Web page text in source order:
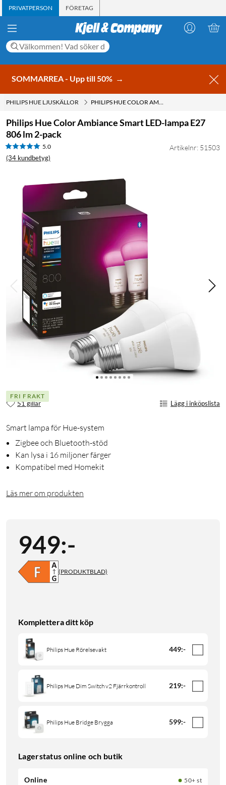
PRIVATPERSON FÖRETAG
SOMMARREA - Upp till 50% →
PHILIPS HUE LJUSKÄLLOR PHILIPS HUE COLOR AMBIANCE SMART LED-LAMPA E27 806 LM 2-PACK
Philips Hue Color Ambiance Smart LED-lampa E27
806 lm 2-pack
5.0
(34 kundbetyg)
Artikelnr: 51503
FRI FRAKT
51 gillar Lägg i inköpslista
Smart lampa för Hue-system
Zigbee och Bluetooth-stöd
Kan lysa i 16 miljoner färger
Kompatibel med Homekit
Läs mer om produkten
949:-
(PRODUKTBLAD)
Komplettera ditt köp
Philips Hue Rörelsevakt 449:-
Philips Hue Dim Switch v2 Fjärrkontroll 219:-
Philips Hue Bridge Brygga 599:-
Lagerstatus online och butik
Online
50+ st